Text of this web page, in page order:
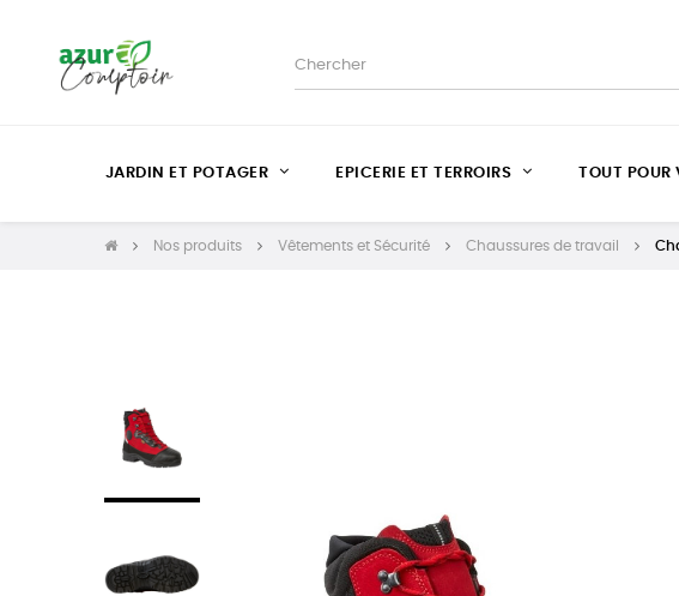
JARDIN ET POTAGER EPICERIE ET TERROIRS TOUT POUR
Nos produits Vêtements et Sécurité Chaussures de travail